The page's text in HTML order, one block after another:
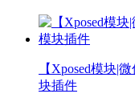
【Xposed模块|
块插件